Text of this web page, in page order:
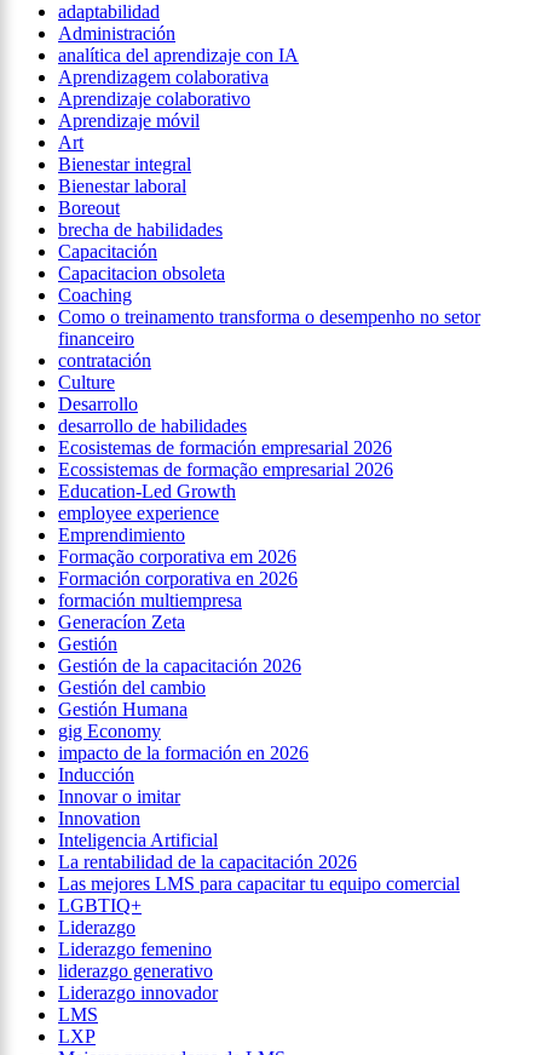
adaptabilidad
Administración
analítica del aprendizaje con IA
Aprendizagem colaborativa
Aprendizaje colaborativo
Aprendizaje móvil
Art
Bienestar integral
Bienestar laboral
Boreout
brecha de habilidades
Capacitación
Capacitacion obsoleta
Coaching
Como o treinamento transforma o desempenho no setor
financeiro
contratación
Culture
Desarrollo
desarrollo de habilidades
Ecosistemas de formación empresarial 2026
Ecossistemas de formação empresarial 2026
Education-Led Growth
employee experience
Emprendimiento
Formação corporativa em 2026
Formación corporativa en 2026
formación multiempresa
Generacíon Zeta
Gestión
Gestión de la capacitación 2026
Gestión del cambio
Gestión Humana
gig Economy
impacto de la formación en 2026
Inducción
Innovar o imitar
Innovation
Inteligencia Artificial
La rentabilidad de la capacitación 2026
Las mejores LMS para capacitar tu equipo comercial
LGBTIQ+
Liderazgo
Liderazgo femenino
liderazgo generativo
Liderazgo innovador
LMS
LXP